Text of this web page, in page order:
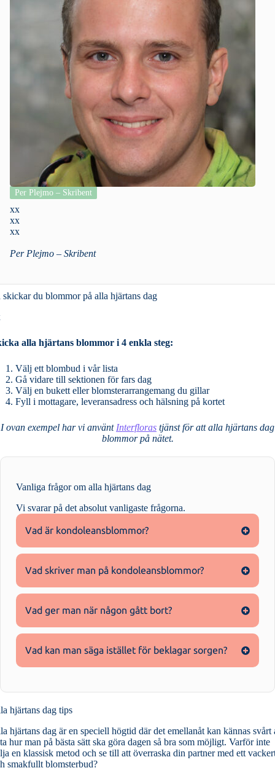
Per Plejmo – Skribent
xx
xx
xx
Per Plejmo – Skribent
skickar du blommor på alla hjärtans dag
alla hjärtans blommor i 4 enkla steg:
Välj ett blombud i vår lista
Gå vidare till sektionen för fars dag
Välj en bukett eller blomsterarrangemang du gillar
Fyll i mottagare, leveransadress och hälsning på kortet
I ovan exempel har vi använt Interfloras tjänst för att alla hjärtans dag
blommor på nätet.
Vanliga frågor om alla hjärtans dag
Vi svarar på det absolut vanligaste frågorna.
Vad är kondoleansblommor?
Vad skriver man på kondoleansblommor?
Vad ger man när någon gått bort?
Vad kan man säga istället för beklagar sorgen?
hjärtans dag tips
hjärtans dag är en speciell högtid där det emellanåt kan kännas svårt
hur man på bästa sätt ska göra dagen så bra som möjligt. Varför inte
en klassisk metod och se till att överraska din partner med ett
smakfullt blomsterbud?